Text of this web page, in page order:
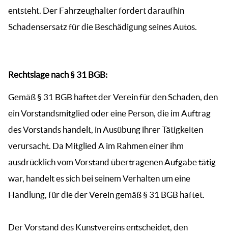
entsteht. Der Fahrzeughalter fordert daraufhin
Schadensersatz für die Beschädigung seines Autos.
Rechtslage nach § 31 BGB:
Gemäß § 31 BGB haftet der Verein für den Schaden, den
ein Vorstandsmitglied oder eine Person, die im Auftrag
des Vorstands handelt, in Ausübung ihrer Tätigkeiten
verursacht. Da Mitglied A im Rahmen einer ihm
ausdrücklich vom Vorstand übertragenen Aufgabe tätig
war, handelt es sich bei seinem Verhalten um eine
Handlung, für die der Verein gemäß § 31 BGB haftet.
Der Vorstand des Kunstvereins entscheidet, den